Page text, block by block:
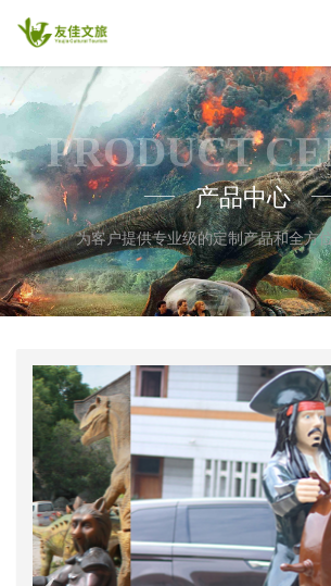
PRODUCT
—— 产品中心
为客户提供专业级的定制产品和全方